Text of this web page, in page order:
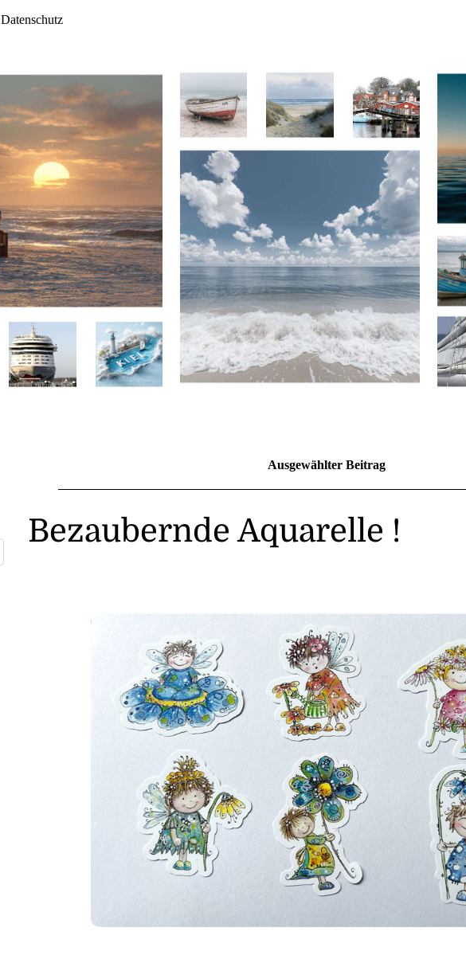
Datenschutz
Ausgewählter Beitrag
Bezaubernde Aquarelle !